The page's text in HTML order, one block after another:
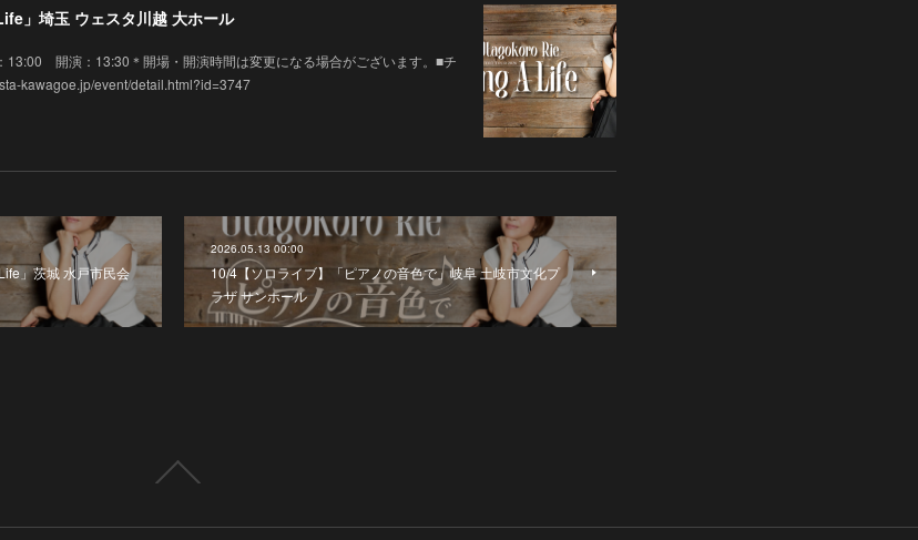
」埼玉 ウェスタ川越 大ホール
13:00 開演：13:30＊開場・開演時間は変更になる場合がございます。■チ
kawagoe.jp/event/detail.html?id=3747
」茨城 水戸市民会
2026.05.13 00:00
10/4【ソロライブ】「ピアノの音色で」岐阜 土岐市文化プ
ラザ サンホール